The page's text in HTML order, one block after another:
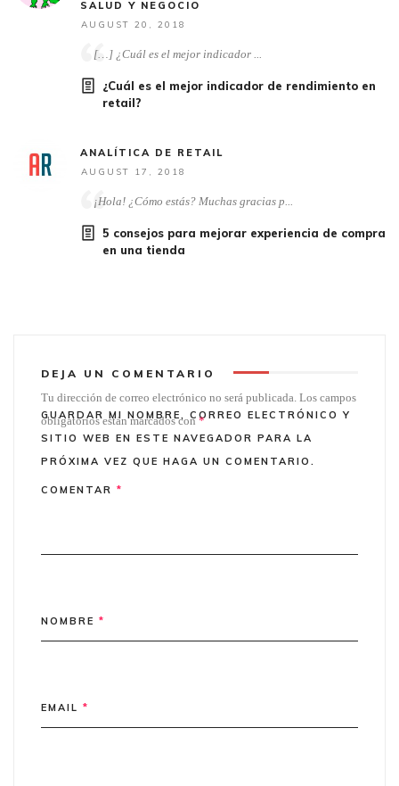
SALUD Y NEGOCIO
AUGUST 20, 2018
[…] ¿Cuál es el mejor indicador ...
¿Cuál es el mejor indicador de rendimiento en
retail?
ANALÍTICA DE RETAIL
AUGUST 17, 2018
¡Hola! ¿Cómo estás? Muchas gracias p...
5 consejos para mejorar experiencia de compra
en una tienda
DEJA UN COMENTARIO
Tu dirección de correo electrónico no será publicada. Los campos
obligatorios están marcados con *
COMENTAR *
NOMBRE *
EMAIL *
GUARDAR MI NOMBRE, CORREO ELECTRÓNICO Y
SITIO WEB EN ESTE NAVEGADOR PARA LA
PRÓXIMA VEZ QUE HAGA UN COMENTARIO.